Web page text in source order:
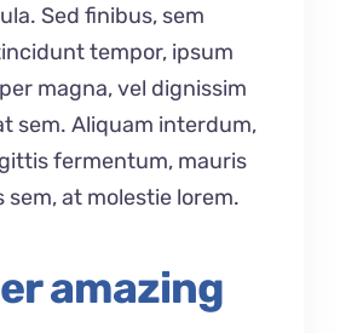
Sed finibus, sem
tempor, ipsum
magna, vel dignissim
sem. Aliquam interdum,
fermentum, mauris
at molestie lorem.
amazing